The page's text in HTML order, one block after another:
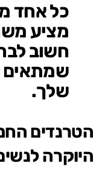
כל אחד
מציע
חשוב
שמתאים
שלך.
הטרנדים
היוקרה